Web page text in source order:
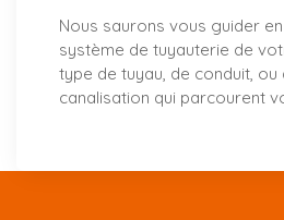
Nous saurons vous guider
système de tuyauterie de
type de tuyau, de conduit,
canalisation qui parcourent